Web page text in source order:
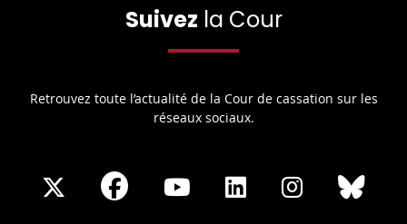
Suivez la Cour
Retrouvez toute l’actualité de la Cour de cassation sur les
réseaux sociaux.
ShareShare
Share
Share
Share